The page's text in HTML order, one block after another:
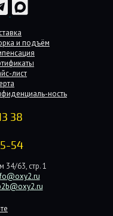
и подъём
лист
ность
38
54
34/63, стр. 1